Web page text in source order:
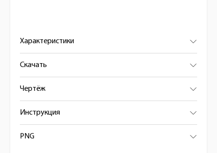
Характеристики
Скачать
Чертёж
Инструкция
PNG